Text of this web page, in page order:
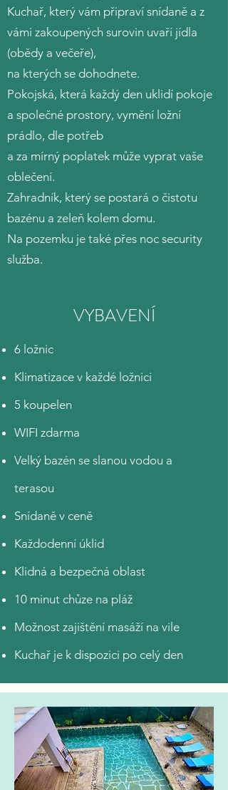
Kuchař, který vám připraví snídaně a z
vámi zakoupených surovin uvaří jídla
(obědy a večeře),
na kterých se dohodnete.
Pokojská, která každý den uklidí pokoje
a společné prostory, vymění ložní
prádlo, dle potřeb
a za mírný poplatek může vyprat vaše
oblečení.
Zahradník, který se postará o čistotu
bazénu a zeleň kolem domu.
Na pozemku je také přes noc security
služba.
VYBAVENÍ
6 ložnic
Klimatizace v každé ložnici
5 koupelen
WIFI zdarma
Velký bazén se slanou vodou a
terasou
Snídaně v ceně
Každodenní úklid
Klidná a bezpečná oblast
10 minut chůze na pláž
Možnost zajištění masáží na vile
Kuchař je k dispozici po celý den